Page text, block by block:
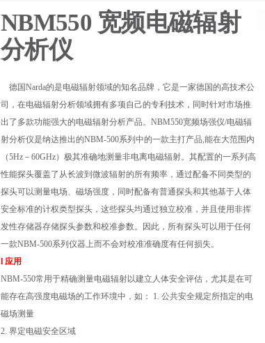
NBM550 宽频电磁辐射
分析仪
德国Narda的是电磁辐射领域的知名品牌，它是一家德国的高技术公
司，在电磁辐射分析领域拥有多项自己的专利技术，同时针对市场推
出了多款功能强大的电磁辐射分析产品。NBM550宽频场强仪/电磁辐
射分析仪是纳达推出的NBM-500系列中的一款主打产品,能在大范围内
（5Hz－60GHz）极其准确地测量非电离电磁辐射。其配置的一系列高
性能探头覆盖了从长波到微波辐射的所有频率，通过配备不同类型的
探头可以测量电场、磁场强度，同时配备有普通探头和其他基于人体
安全标准的计权类型探头，这些探头均通过独立校准，并且使用非挥
发性存储器存储探头参数和校准参数。因此，所有探头可以用于任何
一款NBM-500系列仪器上而不会对校准准确度有任何损失。
l 应用
NBM-550常用于精确测量电磁辐射以建立人体安全评估，尤其是在可
能存在高强度电磁场的工作环境中，如： 1. 公共安全规定所指定的电
磁场测量
2. 界定电磁安全区域